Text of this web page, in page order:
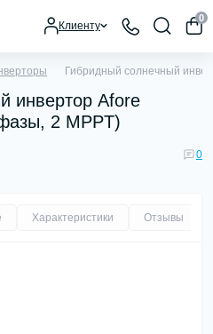
Клиенту
0
Гибридный солнечный
инвертор Afore
2 MPPT)
0
Характеристики Отзывы